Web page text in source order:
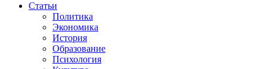
Статьи
Политика
Экономика
История
Образование
Психология